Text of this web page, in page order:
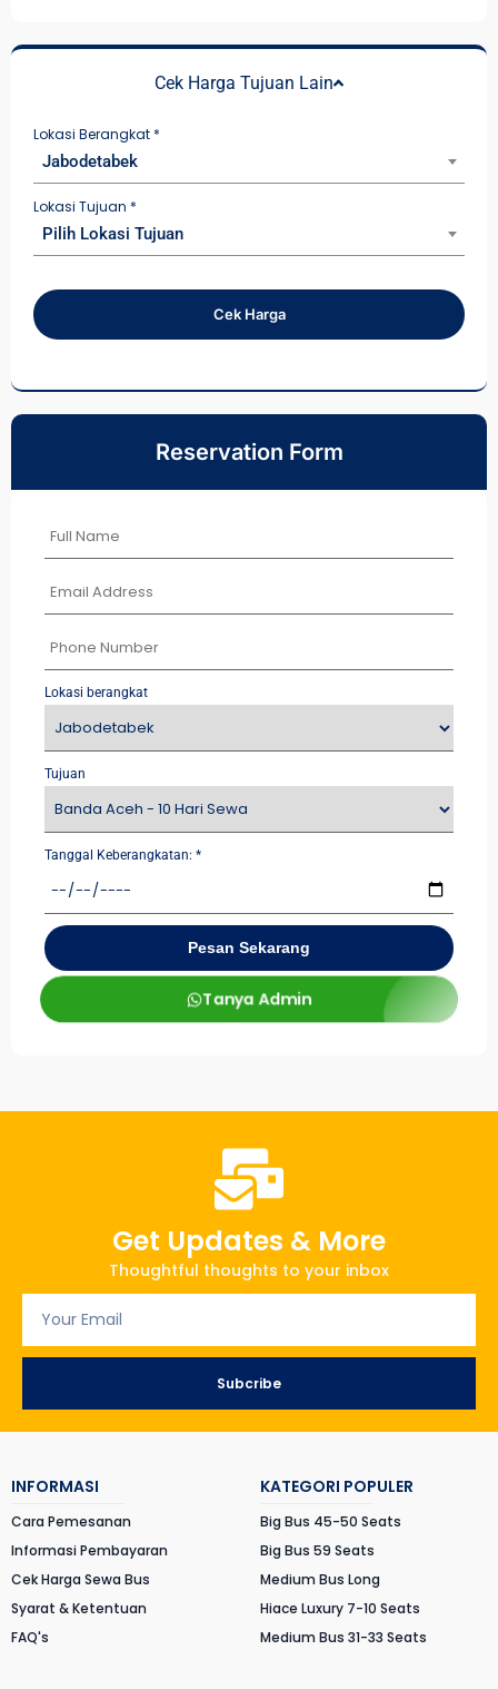
Cek Harga Tujuan Lain
Lokasi Berangkat *
Jabodetabek
Lokasi Tujuan *
Pilih Lokasi Tujuan
Cek Harga
Reservation Form
Lokasi berangkat
Tujuan
Tanggal Keberangkatan: *
Pesan Sekarang
Tanya Admin
Get Updates & More
Thoughtful thoughts to your inbox
Subcribe
INFORMASI
Cara Pemesanan
Informasi Pembayaran
Cek Harga Sewa Bus
Syarat & Ketentuan
FAQ's
KATEGORI POPULER
Big Bus 45-50 Seats
Big Bus 59 Seats
Medium Bus Long
Hiace Luxury 7-10 Seats
Medium Bus 31-33 Seats